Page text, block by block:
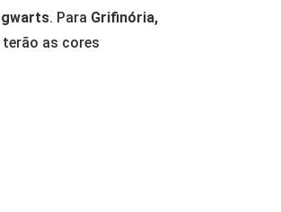
. Para Grifinória,
as cores